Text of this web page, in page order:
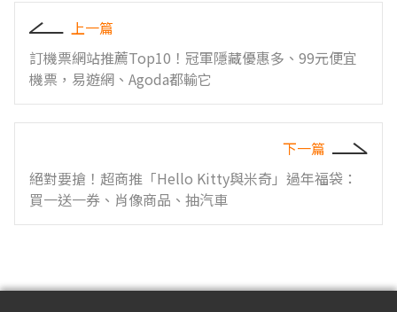
上一篇
訂機票網站推薦Top10！冠軍隱藏優惠多、99元便宜
機票，易遊網、Agoda都輸它
下一篇
絕對要搶！超商推「Hello Kitty與米奇」過年福袋：
買一送一券、肖像商品、抽汽車